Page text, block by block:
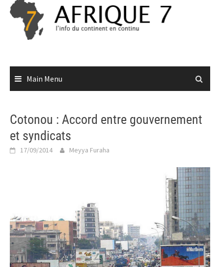
Skip
content
Main Menu
Cotonou : Accord entre gouvernement
et syndicats
17/09/2014 Meyya Furaha